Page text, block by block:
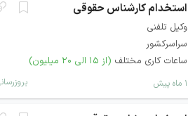
استخدام کارشناس حقوقی
وکیل تلفنی
سراسرکشور
ساعات کاری مختلف (از ۱۵ الی ۲۰ میلیون)
۱ ماه پیش